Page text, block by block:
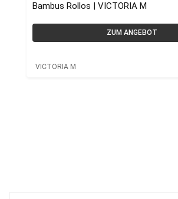
Bambus Rollos | VICTORIA M
ZUM ANGEBOT
VICTORIA M